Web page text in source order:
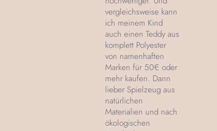
vergleichsweise kann
ich meinem Kind
auch einen Teddy aus
komplett Polyester
von namenhaften
Marken für 50€ oder
mehr kaufen. Dann
lieber Spielzeug aus
natürlichen
Materialien und nach
ökologischen